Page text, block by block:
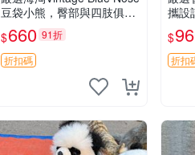
豆袋小熊，臀部與四肢俱
全，坐高11公分，附原盒與
吊牌收藏。藍鼻子小熊，值
得擁有 玩具 憶熊
$660 91折
折扣碼
攜設
動
$
折扣